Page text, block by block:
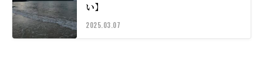
い】
2025.03.07